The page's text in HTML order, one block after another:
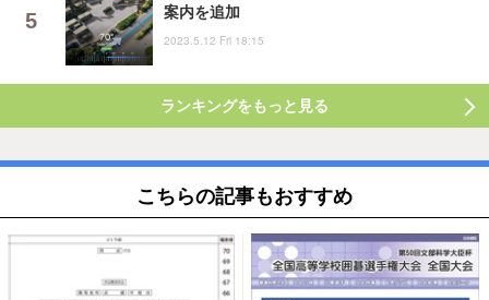
案内を追加
2023.5.12 Fri 18:15
ランキングをもっと見る
こちらの記事もおすすめ